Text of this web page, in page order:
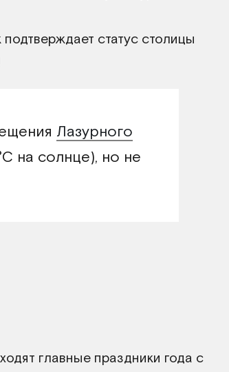
статус столицы
Лазурного
на солнце), но не
главные праздники года с